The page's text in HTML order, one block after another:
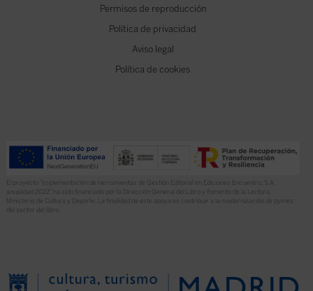
Permisos de reproducción
Política de privacidad
Aviso legal
Política de cookies
El proyecto “Implementación de herramientas de Gestión Editorial en Ediciones Encuentro, S.A.
anualidad 2022” ha sido financiado por la Dirección General del Libro y Fomento de la Lectura,
Ministerio de Cultura y Deporte. La finalidad de este apoyo es contribuir a la modernización de pymes
del sector del libro.